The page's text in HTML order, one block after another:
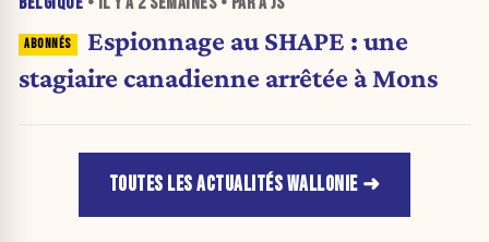
Espionnage au SHAPE : une
stagiaire canadienne arrêtée à Mons
TOUTES LES ACTUALITÉS WALLONIE